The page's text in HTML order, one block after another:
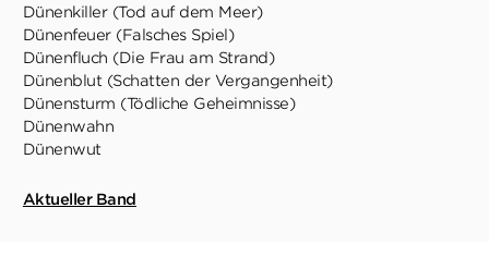
Dünenkiller (Tod auf dem Meer)
Dünenfeuer (Falsches Spiel)
Dünenfluch (Die Frau am Strand)
Dünenblut (Schatten der Vergangenheit)
Dünensturm (Tödliche Geheimnisse)
Dünenwahn
Dünenwut
Aktueller Band